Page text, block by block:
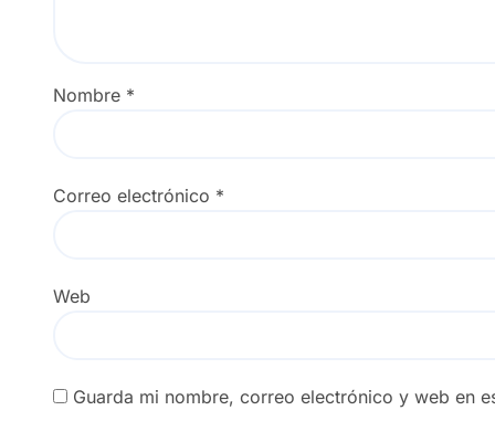
Nombre *
Correo electrónico *
Web
Guarda mi nombre, correo electrónico y web en